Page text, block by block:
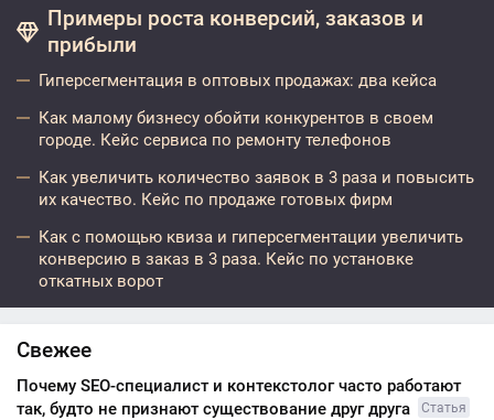
Примеры роста конверсий, заказов и
прибыли
Гиперсегментация в оптовых продажах: два кейса
Как малому бизнесу обойти конкурентов в своем
городе. Кейс сервиса по ремонту телефонов
Как увеличить количество заявок в 3 раза и повысить
их качество. Кейс по продаже готовых фирм
Как с помощью квиза и гиперсегментации увеличить
конверсию в заказ в 3 раза. Кейс по установке
откатных ворот
Свежее
Почему SEO-специалист и контекстолог часто работают
так, будто не признают существование друг друга
Статья